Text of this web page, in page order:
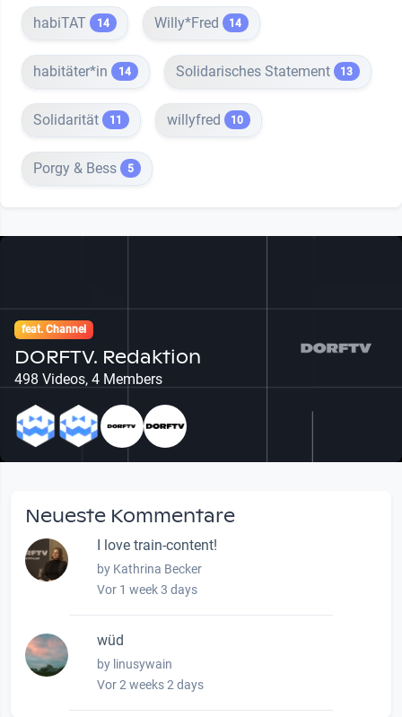
habiTAT 14 Willy*Fred 14
habitäter*in 14 Solidarisches Statement 13
Solidarität 11 willyfred 10
Porgy & Bess 5
feat. Channel
DORFTV. Redaktion
498 Videos, 4 Members
Neueste Kommentare
I love train-content!
by Kathrina Becker
Vor 1 week 3 days
wüd
by linusywain
Vor 2 weeks 2 days